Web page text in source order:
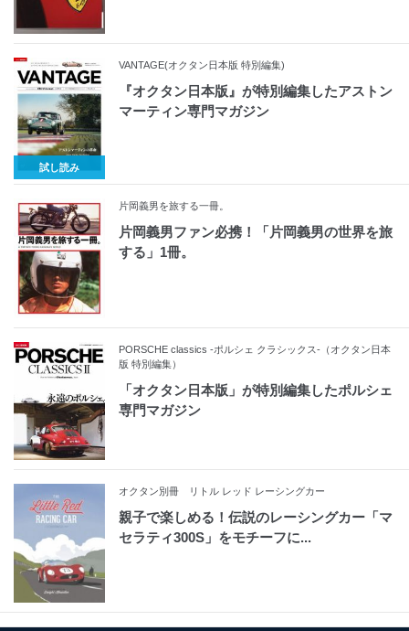
試し読み
VANTAGE(オクタン日本版 特別編集)
『オクタン日本版』が特別編集したアストン
マーティン専門マガジン
片岡義男を旅する一冊。
片岡義男ファン必携！「片岡義男の世界を旅
する」1冊。
PORSCHE classics ‐ポルシェ クラシックス‐（オクタン日本
版 特別編集）
「オクタン日本版」が特別編集したポルシェ
専門マガジン
オクタン別冊 リトル レッド レーシングカー
親子で楽しめる！伝説のレーシングカー「マ
セラティ300S」をモチーフに...